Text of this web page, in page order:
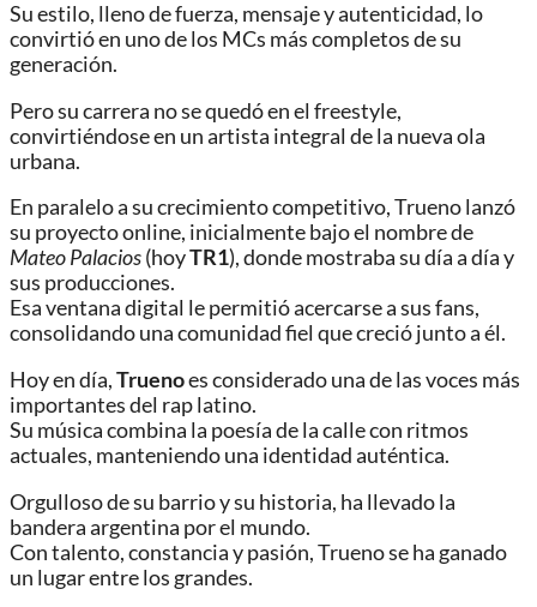
Su estilo, lleno de fuerza, mensaje y autenticidad, lo
convirtió en uno de los MCs más completos de su
generación.
Pero su carrera no se quedó en el freestyle,
convirtiéndose en un artista integral de la nueva ola
urbana.
En paralelo a su crecimiento competitivo, Trueno lanzó
su proyecto online, inicialmente bajo el nombre de
Mateo Palacios(hoyTR1), donde mostraba su día a día y
sus producciones.
Esa ventana digital le permitió acercarse a sus fans,
consolidando una comunidad fiel que creció junto a él.
Hoy en día,Truenoes considerado una de las voces más
importantes del rap latino.
Su música combina la poesía de la calle con ritmos
actuales, manteniendo una identidad auténtica.
Orgulloso de su barrio y su historia, ha llevado la
bandera argentina por el mundo.
Con talento, constancia y pasión, Trueno se ha ganado
un lugar entre los grandes.